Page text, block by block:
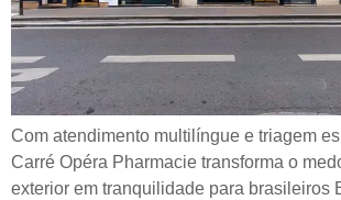
Com atendimento multilíngue e triagem
Carré Opéra Pharmacie transforma o
exterior em tranquilidade para brasileiros